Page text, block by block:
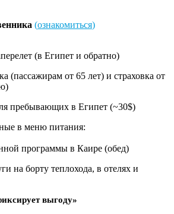
(ознакомиться)
(в Египет и обратно)
(пассажирам от 65 лет) и страховка от
пребывающих в Египет (~30$)
в меню питания:
программы в Каире (обед)
на борту теплохода, в отелях и
выгоду»